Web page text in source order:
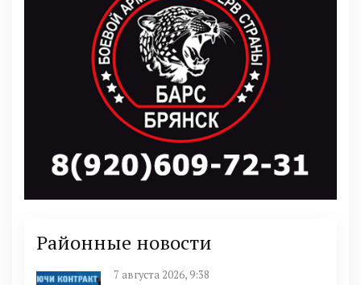
Районные новости
7 августа 2026, 9:38